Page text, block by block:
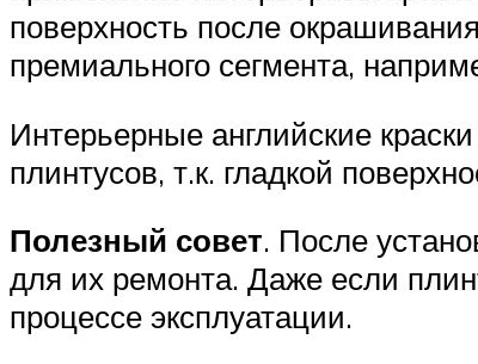
поверхность после
премиального сегмента,
Интерьерные английские
плинтусов, т.к. гладкой
Полезный совет. После
для их ремонта. Даже если
процессе эксплуатации.